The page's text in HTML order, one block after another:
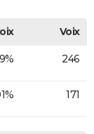
Voix
246
171